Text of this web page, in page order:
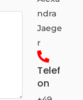
ndra
Jaege
r
Telef
on